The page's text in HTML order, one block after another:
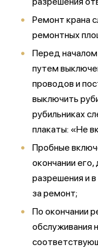
Ремонт крана
ремонтных
Перед
путем
проводов и
выключить
рубильниках
плакаты: «Не
Пробные
окончании
разрешения и
за ремонт;
По окончании
обслуживания